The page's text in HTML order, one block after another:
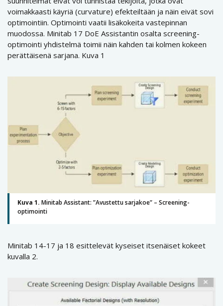
voimakkaasti käyriä (curvature) efekteiltään ja näin eivät sovi
optimointiin. Optimointi vaatii lisäkokeita vastepinnan
muodossa. Minitab 17 DoE Assistantin osalta screening-
optimointi yhdistelmä toimii näin kahden tai kolmen kokeen
perättäisenä sarjana. Kuva 1
Kuva 1. Minitab Assistant: ”Avustettu sarjakoe” – Screening-
optimointi
Minitab 14-17 ja 18 esittelevät kyseiset itsenäiset kokeet
kuvalla 2.